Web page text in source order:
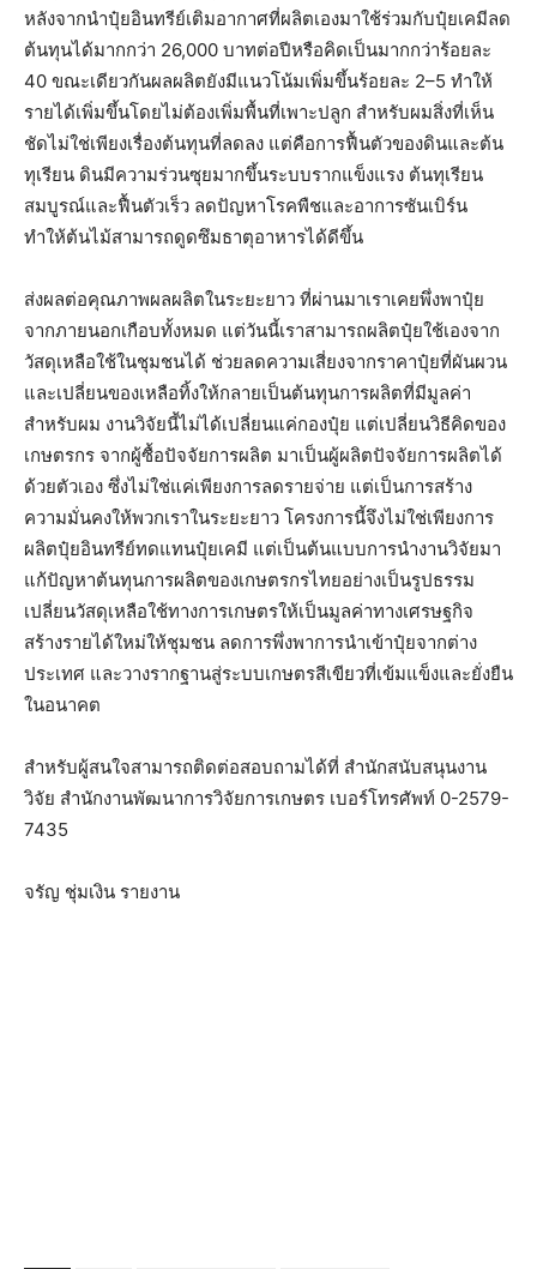
หลังจากนำปุ๋ยอินทรีย์เติมอากาศที่ผลิตเองมาใช้ร่วมกับปุ๋ยเคมีลด
ต้นทุนได้มากกว่า 26,000 บาทต่อปีหรือคิดเป็นมากกว่าร้อยละ
40 ขณะเดียวกันผลผลิตยังมีแนวโน้มเพิ่มขึ้นร้อยละ 2–5 ทำให้
รายได้เพิ่มขึ้นโดยไม่ต้องเพิ่มพื้นที่เพาะปลูก สำหรับผมสิ่งที่เห็น
ชัดไม่ใช่เพียงเรื่องต้นทุนที่ลดลง แต่คือการฟื้นตัวของดินและต้น
ทุเรียน ดินมีความร่วนซุยมากขึ้นระบบรากแข็งแรง ต้นทุเรียน
สมบูรณ์และฟื้นตัวเร็ว ลดปัญหาโรคพืชและอาการซันเบิร์น
ทำให้ต้นไม้สามารถดูดซึมธาตุอาหารได้ดีขึ้น
ส่งผลต่อคุณภาพผลผลิตในระยะยาว ที่ผ่านมาเราเคยพึ่งพาปุ๋ย
จากภายนอกเกือบทั้งหมด แต่วันนี้เราสามารถผลิตปุ๋ยใช้เองจาก
วัสดุเหลือใช้ในชุมชนได้ ช่วยลดความเสี่ยงจากราคาปุ๋ยที่ผันผวน
และเปลี่ยนของเหลือทิ้งให้กลายเป็นต้นทุนการผลิตที่มีมูลค่า
สำหรับผม งานวิจัยนี้ไม่ได้เปลี่ยนแค่กองปุ๋ย แต่เปลี่ยนวิธีคิดของ
เกษตรกร จากผู้ซื้อปัจจัยการผลิต มาเป็นผู้ผลิตปัจจัยการผลิตได้
ด้วยตัวเอง ซึ่งไม่ใช่แค่เพียงการลดรายจ่าย แต่เป็นการสร้าง
ความมั่นคงให้พวกเราในระยะยาว โครงการนี้จึงไม่ใช่เพียงการ
ผลิตปุ๋ยอินทรีย์ทดแทนปุ๋ยเคมี แต่เป็นต้นแบบการนำงานวิจัยมา
แก้ปัญหาต้นทุนการผลิตของเกษตรกรไทยอย่างเป็นรูปธรรม
เปลี่ยนวัสดุเหลือใช้ทางการเกษตรให้เป็นมูลค่าทางเศรษฐกิจ
สร้างรายได้ใหม่ให้ชุมชน ลดการพึ่งพาการนำเข้าปุ๋ยจากต่าง
ประเทศ และวางรากฐานสู่ระบบเกษตรสีเขียวที่เข้มแข็งและยั่งยืน
ในอนาคต
สำหรับผู้สนใจสามารถติดต่อสอบถามได้ที่ สำนักสนับสนุนงาน
วิจัย สำนักงานพัฒนาการวิจัยการเกษตร เบอร์โทรศัพท์ 0-2579-
7435
จรัญ ชุ่มเงิน รายงาน